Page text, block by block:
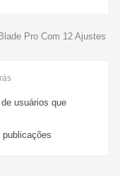
Pro Com 12 Ajustes
usuários que